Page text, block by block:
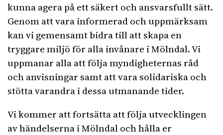
kunna agera på ett säkert och ansvarsfullt sätt.
Genom att vara informerad och uppmärksam
kan vi gemensamt bidra till att skapa en
tryggare miljö för alla invånare i Mölndal. Vi
uppmanar alla att följa myndigheternas råd
och anvisningar samt att vara solidariska och
stötta varandra i dessa utmanande tider.
Vi kommer att fortsätta att följa utvecklingen
av händelserna i Mölndal och hålla er